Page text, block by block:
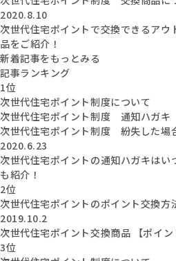
2020.8.10
次世代住宅ポイントで交換できるアウ
品をご紹介！
新着記事をもっとみる
記事ランキング
1位
次世代住宅ポイント制度について
次世代住宅ポイント制度 通知ハガキ
次世代住宅ポイント制度 紛失した場
2020.6.23
次世代住宅ポイントの通知ハガキはい
も紹介！
2位
次世代住宅ポイントのポイント交換方
2019.10.2
次世代住宅ポイント交換商品 【ポイン
3位